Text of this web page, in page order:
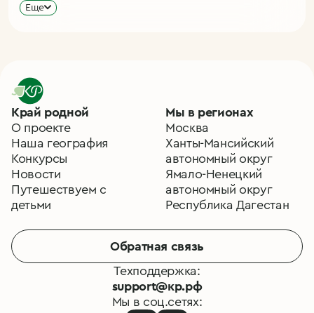
Еще
Край родной
О проекте
Наша география
Конкурсы
Новости
Путешествуем с
детьми
Мы в регионах
Москва
Ханты-Мансийский
автономный округ
Ямало-Ненецкий
автономный округ
Республика Дагестан
Обратная связь
Техподдержка:
support@кр.рф
Мы в соц.сетях: